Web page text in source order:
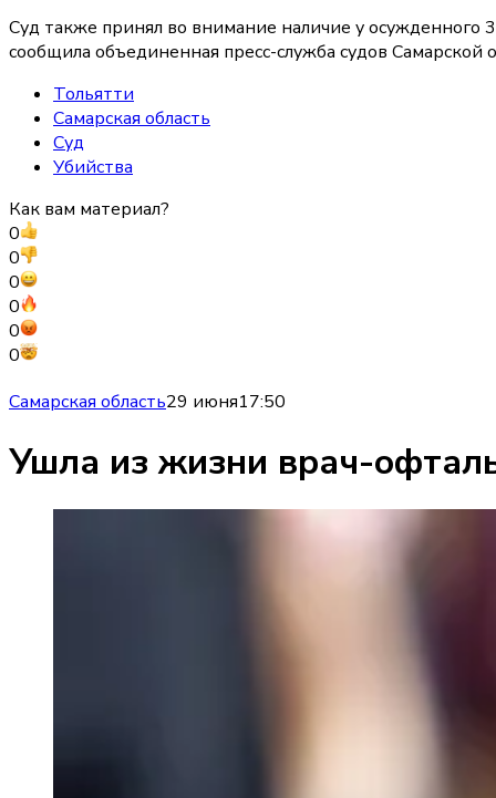
Суд также принял во внимание наличие у осужденного
сообщила объединенная пресс-служба судов Самарской
Тольятти
Самарская область
Суд
Убийства
Как вам материал?
0
0
0
0
0
0
Самарская область29 июня17:50
Ушла из жизни врач-